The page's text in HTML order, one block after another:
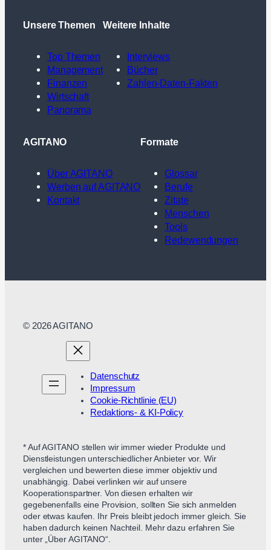
Unsere Themen
Top Themen
Management
Finanzen
Wirtschaft
Panorama
Weitere Inhalte
Interviews
Bücher
Zahlen-Daten-Fakten
AGITANO
Über AGITANO
Werben auf AGITANO
Kontakt
Formate
Glossar
Berufe
Zitate
Menschen
Tools
Redewendungen
© 2026 AGITANO
Datenschutz
Impressum
Cookie-Richtlinie (EU)
Redaktions- & KI-Policy
* Auf AGITANO stellen wir immer wieder Produkte und
Dienstleistungen unterschiedlicher Anbieter vor. Wir
vergleichen und bewerten diese immer objektiv und
unabhängig. Dabei verlinken wir auf unsere
Kooperationspartner. Von diesen erhalten wir
gegebenenfalls eine Provision, sollten Sie sich anmelden
oder etwas kaufen. Ihr Preis bleibt jedoch immer gleich. Sie
haben dadurch keinen Nachteil. Mehr dazu erfahren Sie
unter „Über AGITANO“.